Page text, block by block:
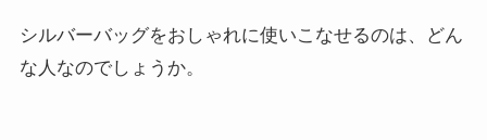
シルバーバッグをおしゃれに使いこなせるのは、どん
な人なのでしょうか。